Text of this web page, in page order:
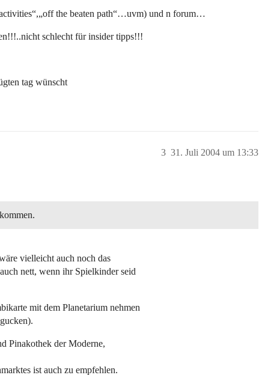
the beaten path“…uvm) und n forum…
schlecht für insider tipps!!!
tag wünscht
31. Juli 2004 um 13:33
3
vielleicht auch noch das
nett, wenn ihr Spielkinder seid
mit dem Planetarium nehmen
Pinakothek der Moderne,
ist auch zu empfehlen.